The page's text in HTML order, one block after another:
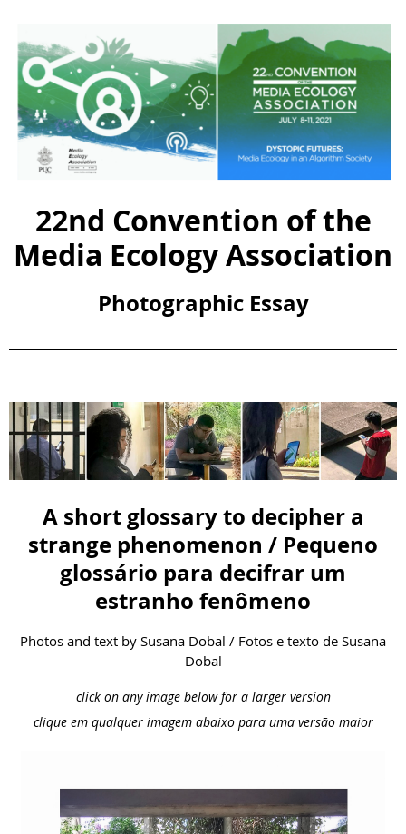
22nd Convention of the
Media Ecology Association
Photographic Essay
A short glossary to decipher a
strange phenomenon / Pequeno
glossário para decifrar um
estranho fenômeno
Photos and text by Susana Dobal / Fotos e texto de Susana
Dobal
click on any image below for a larger version
clique em qualquer imagem abaixo para uma versão maior